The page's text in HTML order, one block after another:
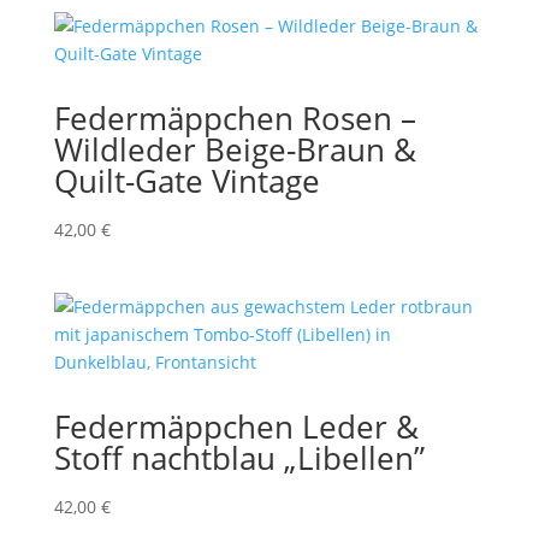
Federmäppchen Rosen –
Wildleder Beige-Braun &
Quilt-Gate Vintage
42,00 €
Federmäppchen Leder &
Stoff nachtblau „Libellen”
42,00 €